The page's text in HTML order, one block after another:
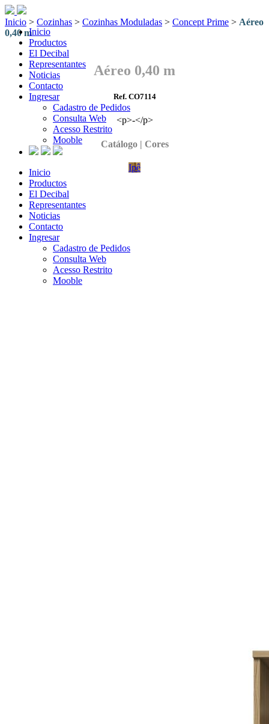
Inicio
Productos
El Decibal
Representantes
Noticias
Contacto
Ingresar
Cadastro de Pedidos
Consulta Web
Acesso Restrito
Mooble
Inicio
Productos
El Decibal
Representantes
Noticias
Contacto
Ingresar
Cadastro de Pedidos
Consulta Web
Acesso Restrito
Mooble
Inicio > Cozinhas > Cozinhas Moduladas > Concept Prime > Aéreo
0,40 m
Aéreo 0,40 m
Ref. CO7114
<p>-</p>
Catálogo | Cores
Ipê